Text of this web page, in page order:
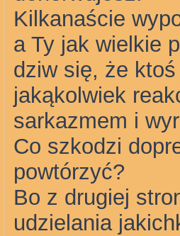
Kilkanaście
a Ty jak wielkie
dziw się, że ktoś
jakąkolwiek
sarkazmem i
Co szkodzi
powtórzyć?
Bo z drugiej
udzielania